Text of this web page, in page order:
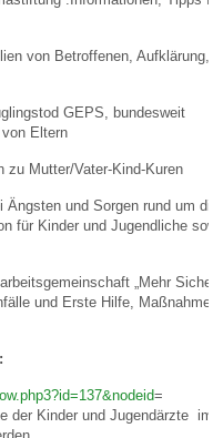
von Betroffenen, Aufklärung,
GEPS, bundesweit
Eltern
zu Mutter/Vater-Kind-Kuren
und Sorgen rund um
für Kinder und Jugendliche
„Mehr
und Erste Hilfe,
=
der Kinder und Jugendärzte im